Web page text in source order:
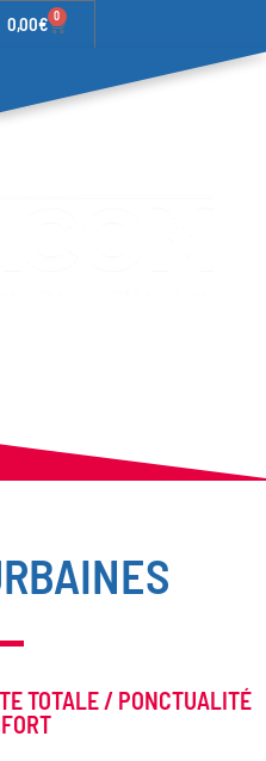
0,00€ 0
TOTALE / PONCTUALITÉ